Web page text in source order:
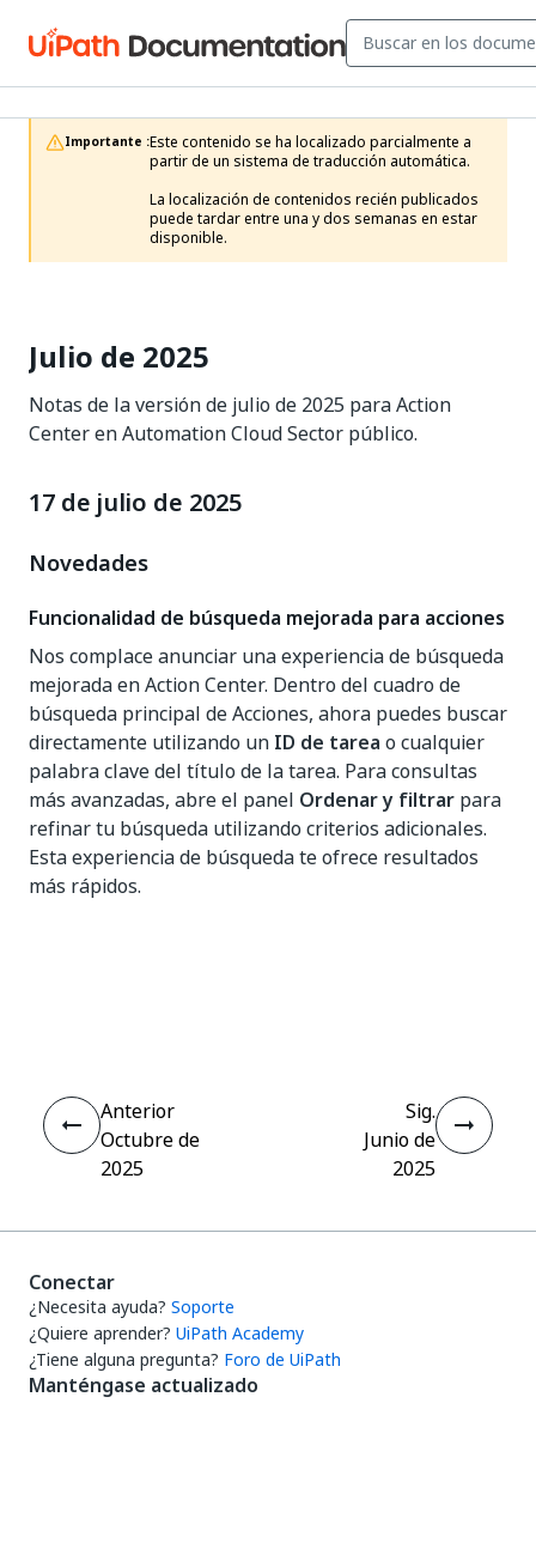
Importante :Este contenido se ha localizado parcialmente a
partir de un sistema de traducción automática.
La localización de contenidos recién publicados
puede tardar entre una y dos semanas en estar
disponible.
Julio de 2025
Notas de la versión de julio de 2025 para Action
Center en Automation Cloud Sector público.
17 de julio de 2025
Novedades
Funcionalidad de búsqueda mejorada para acciones
Nos complace anunciar una experiencia de búsqueda
mejorada en Action Center. Dentro del cuadro de
búsqueda principal de Acciones, ahora puedes buscar
directamente utilizando un ID de tarea o cualquier
palabra clave del título de la tarea. Para consultas
más avanzadas, abre el panel Ordenar y filtrar para
refinar tu búsqueda utilizando criterios adicionales.
Esta experiencia de búsqueda te ofrece resultados
más rápidos.
Anterior
Octubre de
2025
Sig.
Junio de
2025
Conectar
¿Necesita ayuda? Soporte
¿Quiere aprender? UiPath Academy
¿Tiene alguna pregunta? Foro de UiPath
Manténgase actualizado